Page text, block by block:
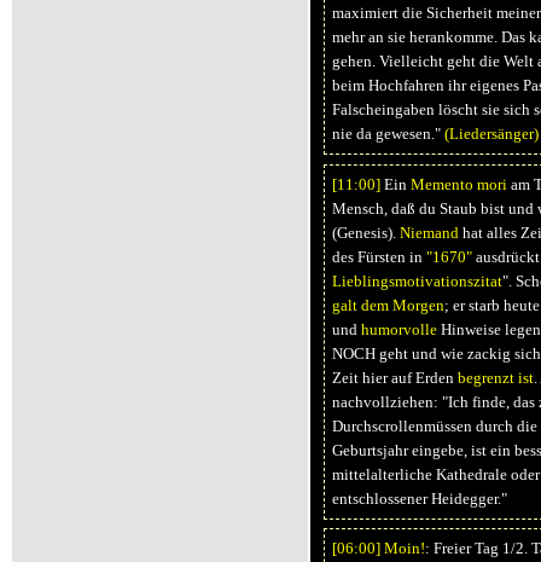
maximiert die Sicherheit
mehr an sie herankomme. Das
gehen. Vielleicht geht die Welt
beim Hochfahren ihr eigenes
Falscheingaben löscht sie sich
nie da gewesen." (Liedersänger)
[11:00]Ein Memento mori am
Mensch, daß du Staub bist und
(Genesis). Niemand hat alles
des Fürsten in "1670"
Lieblingsmotivationszitat".
galt dem Morgen; er starb
und humorvolleHinweise
NOCH geht und wie zackig
Zeit hier auf Erden begrenzt ist.
nachvollziehen: "Ich finde, das
Durchscrollenmüssen durch
Geburtsjahr eingebe, ist ein
mittelalterliche Kathedrale
entschlossener Heidegger."
[06:00] Moin!: Freier Tag 1/2.